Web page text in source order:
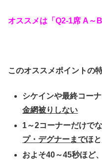
オススメは「Q2-1席 A～
このオススメポイントの
シケインや最終コー
金網被りしない
1～2コーナーだけで
プ・デグナーまでほ
およそ40～45秒ほど